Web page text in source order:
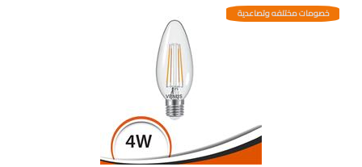
خصومات مختلفه وتصاعدية